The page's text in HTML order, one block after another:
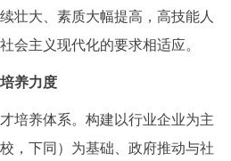
壮大、素质大幅提高，高技能人
会主义现代化的要求相适应。
养力度
养体系。构建以行业企业为主
，下同）为基础、政府推动与社